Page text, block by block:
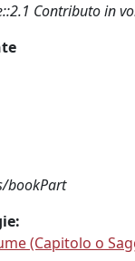
Contributo in
bookPart
(Capitolo o